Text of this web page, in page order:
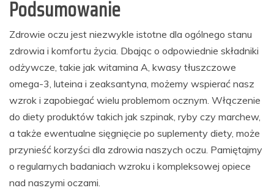
Podsumowanie
Zdrowie oczu jest niezwykle istotne dla ogólnego stanu
zdrowia i komfortu życia. Dbając o odpowiednie składniki
odżywcze, takie jak witamina A, kwasy tłuszczowe
omega-3, luteina i zeaksantyna, możemy wspierać nasz
wzrok i zapobiegać wielu problemom ocznym. Włączenie
do diety produktów takich jak szpinak, ryby czy marchew,
a także ewentualne sięgnięcie po suplementy diety, może
przynieść korzyści dla zdrowia naszych oczu. Pamiętajmy
o regularnych badaniach wzroku i kompleksowej opiece
nad naszymi oczami.